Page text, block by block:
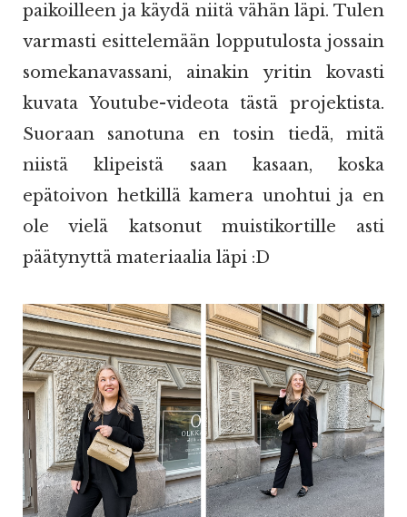
paikoilleen ja käydä niitä vähän läpi. Tulen
varmasti esittelemään lopputulosta jossain
somekanavassani, ainakin yritin kovasti
kuvata Youtube-videota tästä projektista.
Suoraan sanotuna en tosin tiedä, mitä
niistä klipeistä saan kasaan, koska
epätoivon hetkillä kamera unohtui ja en
ole vielä katsonut muistikortille asti
päätynyttä materiaalia läpi :D